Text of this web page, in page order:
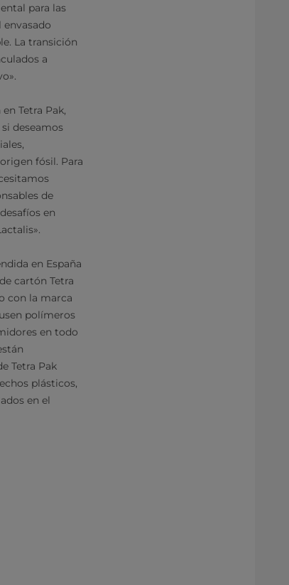
para las
La transición
a
Tetra Pak,
deseamos
fósil. Para
de
en
en España
cartón Tetra
con la marca
polímeros
en todo
Tetra Pak
plásticos,
en el